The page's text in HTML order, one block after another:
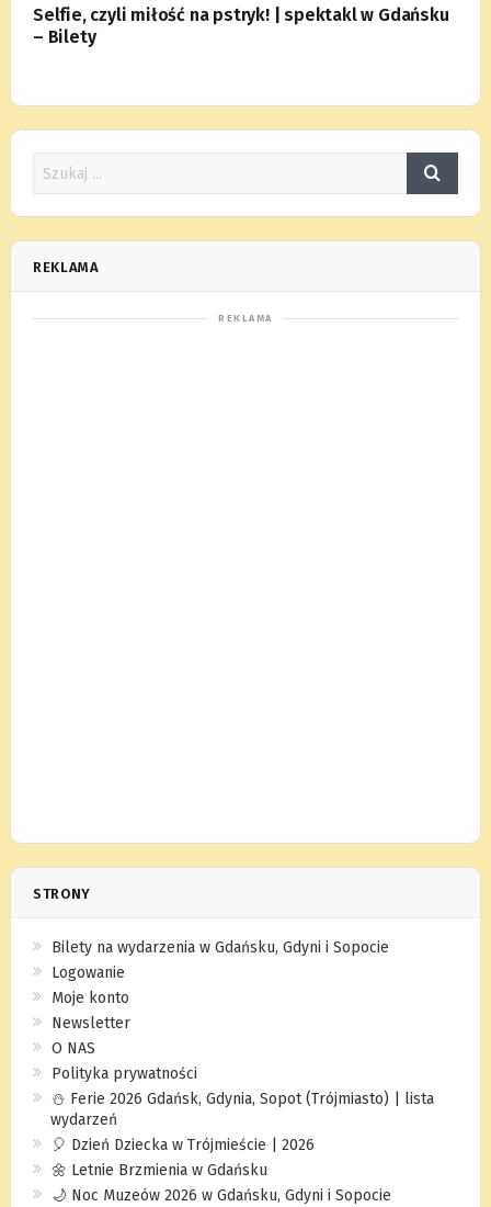
Selfie, czyli miłość na pstryk! | spektakl w Gdańsku
– Bilety
REKLAMA
STRONY
Bilety na wydarzenia w Gdańsku, Gdyni i Sopocie
Logowanie
Moje konto
Newsletter
O NAS
Polityka prywatności
⛄️ Ferie 2026 Gdańsk, Gdynia, Sopot (Trójmiasto) | lista
wydarzeń
🎈 Dzień Dziecka w Trójmieście | 2026
🌼 Letnie Brzmienia w Gdańsku
🌙 Noc Muzeów 2026 w Gdańsku, Gdyni i Sopocie